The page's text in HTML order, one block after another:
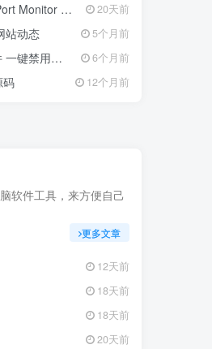
端口卫士 20天前
站动态 5个月前
用脚本.bat 6个月前
码 12个月前
软件工具，来方便自己
更多文章
12天前
18天前
18天前
20天前